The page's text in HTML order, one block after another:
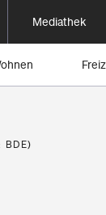
Mediathek
BDE)